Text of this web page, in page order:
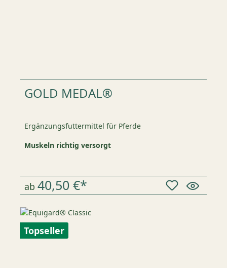
GOLD MEDAL®
Ergänzungsfuttermittel für Pferde
Muskeln richtig versorgt
ab 40,50 €*
Topseller